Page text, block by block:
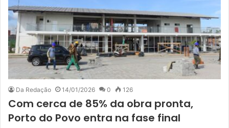
Da Redação 14/01/2026 0 126
Com cerca de 85% da obra pronta,
Porto do Povo entra na fase final